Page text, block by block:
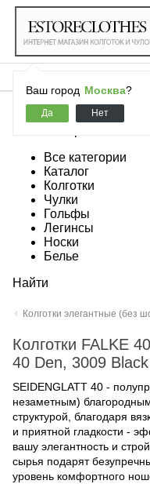
Ваш город Москва?
Все категории
Каталог
Колготки
Чулки
Гольфы
Легинсы
Носки
Белье
Найти
Колготки элегантные (без
Колготки FALKE
40 Den, 3009 Black
SEIDENGLATT 40 -
незаметным)
структурой, благодаря
и приятной гладкости -
вашу элегантность и
сырья подарят
уровень комфортного